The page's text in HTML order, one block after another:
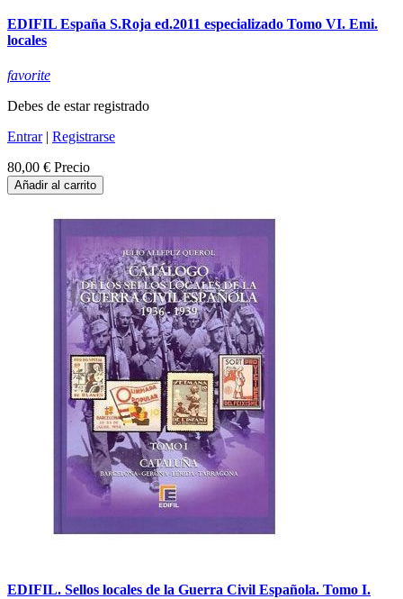
EDIFIL España S.Roja ed.2011 especializado Tomo VI. Emi.
locales
favorite
Debes de estar registrado
Entrar| Registrarse
80,00 € Precio
Añadir al carrito
EDIFIL. Sellos locales de la Guerra Civil Española. Tomo I.